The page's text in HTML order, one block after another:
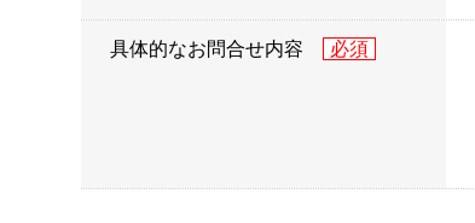
具体的なお問合せ内容